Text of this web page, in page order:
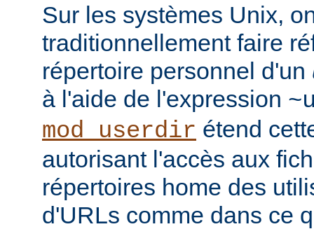
Sur les systèmes Unix,
traditionnellement faire
répertoire personnel d'un
à l'aide de l'expression
mod_userdir étend
autorisant l'accès aux
répertoires home des
d'URLs comme dans ce